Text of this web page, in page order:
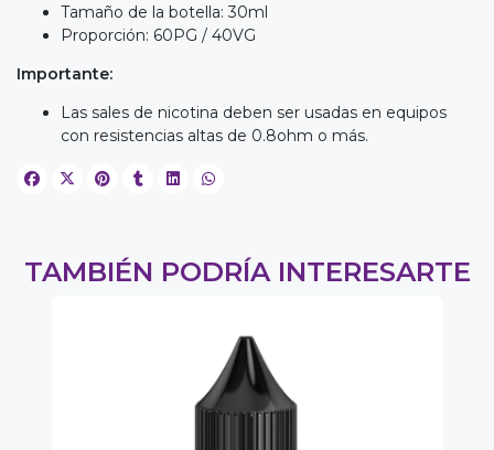
Tamaño de la botella: 30ml
Proporción: 60PG / 40VG
Importante:
Las sales de nicotina deben ser usadas en equipos
con resistencias altas de 0.8ohm o más.
TAMBIÉN PODRÍA INTERESARTE